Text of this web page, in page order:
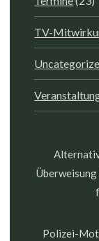
TV-
Alternativ
Polizei-